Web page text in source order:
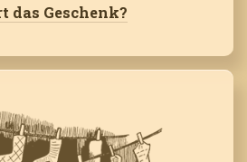
Geschenk?